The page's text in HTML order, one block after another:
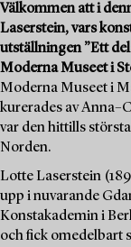
Välkommen att i
Laserstein, vars
utställningen ”Ett
Moderna Museet i
Moderna Museet i
kurerades av
var den hittills
Norden.
Lotte Laserstein
upp i nuvarande
Konstakademin i
och fick omedelbart